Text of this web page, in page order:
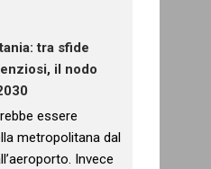
tra sfide
il nodo
essere
metropolitana dal
Invece